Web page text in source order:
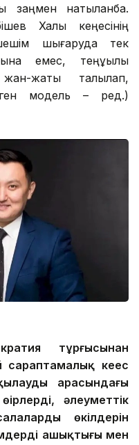
заңмен нақтыланбақ.
Халық кеңесінің
шығаруда тек
емес, теңқұқылы
жақты талқылап,
модель – ред.)
тұрғысынан
кеңес
арасындағы
әлеуметтік
өкілдерін
ашықтығы мен